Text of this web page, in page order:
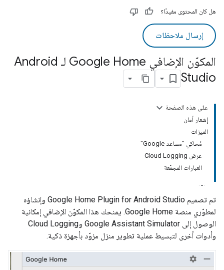
هل كان المحتوى مفيدًا؟
إرسال ملاحظات
المكوّن الإضافي Google Home لـ Android
Studio
على هذه الصفحة
إشعار أمان
الميزات
مُحاكي "مساعد Google"
عرض Cloud Logging
العبارات المجمّعة
تم تصميم Google Home Plugin for Android Studio وإنشاؤه
لمطوّري منصة Google Home. يمنحك هذا المكوّن الإضافي إمكانية
الوصول إلى Google Assistant Simulator
وCloud Logging
وأدوات أخرى لتبسيط عملية تطوير منزل مزوّد بأجهزة ذكية.